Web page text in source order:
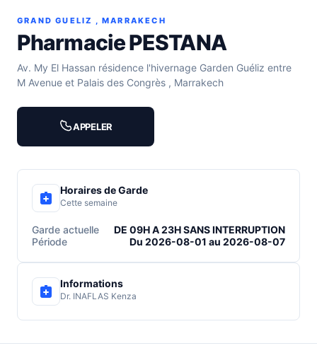
GRAND GUELIZ , MARRAKECH
Pharmacie PESTANA
Av. My El Hassan résidence l'hivernage Garden Guéliz entre
M Avenue et Palais des Congrès , Marrakech
APPELER
Horaires de Garde
Cette semaine
Garde actuelle
DE 09H A 23H SANS INTERRUPTION
Période
Du 2026-08-01 au 2026-08-07
Informations
Dr. INAFLAS Kenza